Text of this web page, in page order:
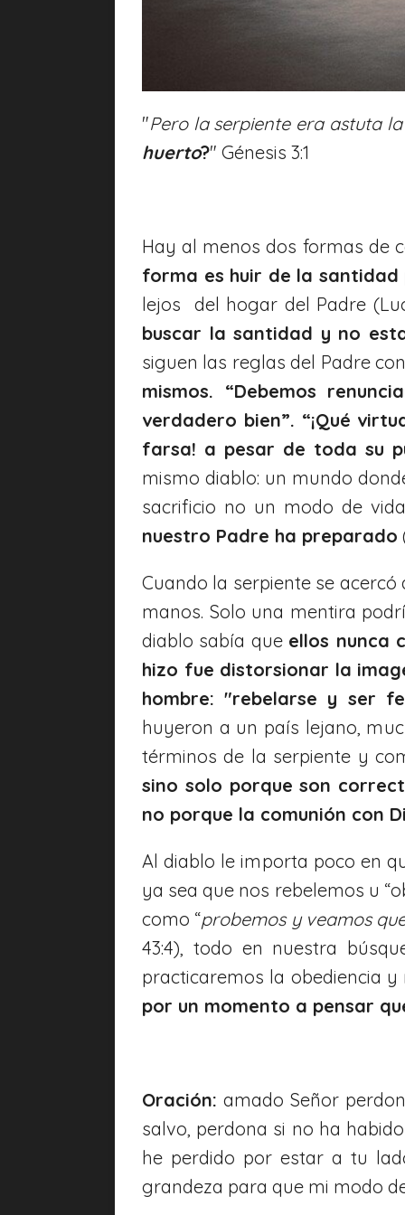
"Pero la serpiente era astuta
huerto?" Génesis 3:1
Hay al menos dos formas de
forma es huir de la
lejos del hogar del Padre
buscar la santidad y no
siguen las reglas del Padre
mismos. “Debemos
verdadero bien”. “¡Qué
farsa! a pesar de toda su
mismo diablo: un mundo
sacrificio no un modo de
nuestro Padre ha preparado
Cuando la serpiente se
manos. Solo una mentira
diablo sabía que ellos nunca
hizo fue distorsionar la
hombre: "rebelarse y ser
huyeron a un país lejano,
términos de la serpiente y
sino solo porque son
no porque la comunión con
Al diablo le importa poco en
ya sea que nos rebelemos u
como “probemos y veamos
43:4), todo en nuestra
practicaremos la obediencia
por un momento a pensar
Oración: amado Señor
salvo, perdona si no ha
he perdido por estar a tu
grandeza para que mi modo